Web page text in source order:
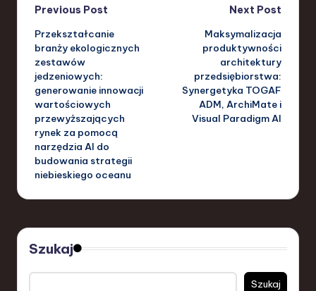
Post
navigation
Previous Post
Przekształcanie
branży ekologicznych
zestawów
jedzeniowych:
generowanie innowacji
wartościowych
przewyższających
rynek za pomocą
narzędzia AI do
budowania strategii
niebieskiego oceanu
Next Post
Maksymalizacja
produktywności
architektury
przedsiębiorstwa:
Synergetyka TOGAF
ADM, ArchiMate i
Visual Paradigm AI
Szukaj
Szukaj